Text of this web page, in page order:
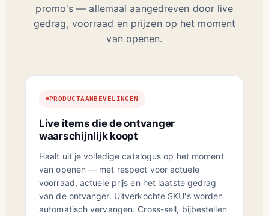
promo's — allemaal aangedreven door live
gedrag, voorraad en prijzen op het moment
van openen.
PRODUCTAANBEVELINGEN
Live items die de ontvanger
waarschijnlijk koopt
Haalt uit je volledige catalogus op het moment
van openen — met respect voor actuele
voorraad, actuele prijs en het laatste gedrag
van de ontvanger. Uitverkochte SKU's worden
automatisch vervangen. Cross-sell, bijbestellen